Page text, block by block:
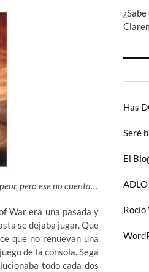
pero ese no cuenta…
War era una pasada y
se dejaba jugar. Que
que no renuevan una
de la consola. Sega
todo cada dos
Has
Seré
El
Rocío